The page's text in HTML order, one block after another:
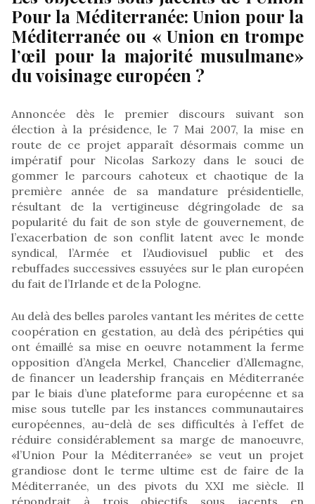
Pour la Méditerranée: Union pour la
Méditerranée ou « Union en trompe
l’œil pour la majorité musulmane»
du voisinage européen ?
Annoncée dès le premier discours suivant son
élection à la présidence, le 7 Mai 2007, la mise en
route de ce projet apparaît désormais comme un
impératif pour Nicolas Sarkozy dans le souci de
gommer le parcours cahoteux et chaotique de la
première année de sa mandature présidentielle,
résultant de la vertigineuse dégringolade de sa
popularité du fait de son style de gouvernement, de
l’exacerbation de son conflit latent avec le monde
syndical, l’Armée et l’Audiovisuel public et des
rebuffades successives essuyées sur le plan européen
du fait de l’Irlande et de la Pologne.
Au delà des belles paroles vantant les mérites de cette
coopération en gestation, au delà des péripéties qui
ont émaillé sa mise en oeuvre notamment la ferme
opposition d’Angela Merkel, Chancelier d’Allemagne,
de financer un leadership français en Méditerranée
par le biais d’une plateforme para européenne et sa
mise sous tutelle par les instances communautaires
européennes, au-delà de ses difficultés à l’effet de
réduire considérablement sa marge de manoeuvre,
«l’Union Pour la Méditerranée» se veut un projet
grandiose dont le terme ultime est de faire de la
Méditerranée, un des pivots du XXI me siècle. Il
répondrait à trois objectifs sous jacents en